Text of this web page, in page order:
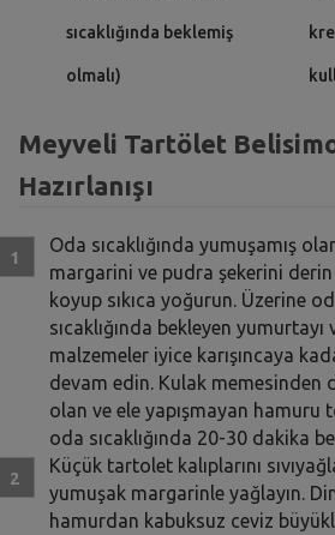
sıcaklığında beklemiş
olmalı)
Meyveli Tartölet
Hazırlanışı
Oda sıcaklığında yumuşamış
margarini ve pudra şekerini
koyup sıkıca yoğurun. Üzerine
sıcaklığında bekleyen yumurtayı
malzemeler iyice karışıncaya
devam edin. Kulak memesinden
olan ve ele yapışmayan hamuru
oda sıcaklığında 20-30 dakika
Küçük tartolet kalıplarını
yumuşak margarinle yağlayın.
hamurdan kabuksuz ceviz